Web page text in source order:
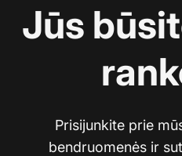
Jūs
Prisijunkite prie
bendruomenės ir